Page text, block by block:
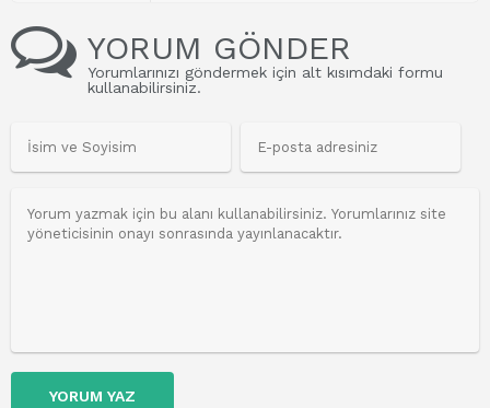
YORUM GÖNDER
Yorumlarınızı göndermek için alt kısımdaki formu
kullanabilirsiniz.
YORUM YAZ